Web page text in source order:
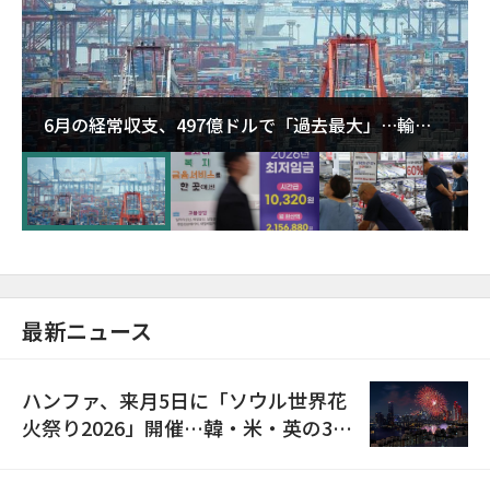
6月の経常収支、497億ドルで「過去最大」…輸出
が初の1000億ドル突破
最新ニュース
ハンファ、来月5日に「ソウル世界花
火祭り2026」開催…韓・米・英の3カ